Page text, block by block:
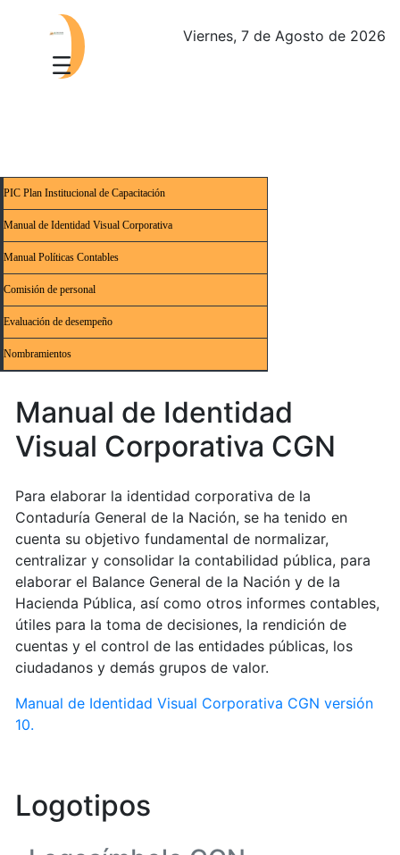
Viernes, 7 de Agosto de 2026
PIC Plan Institucional de Capacitación
Manual de Identidad Visual Corporativa
Manual Políticas Contables
Comisión de personal
Evaluación de desempeño
Nombramientos
Manual de Identidad
Visual Corporativa CGN
Para elaborar la identidad corporativa de la
Contaduría General de la Nación, se ha tenido en
cuenta su objetivo fundamental de normalizar,
centralizar y consolidar la contabilidad pública, para
elaborar el Balance General de la Nación y de la
Hacienda Pública, así como otros informes contables,
útiles para la toma de decisiones, la rendición de
cuentas y el control de las entidades públicas, los
ciudadanos y demás grupos de valor.
Manual de Identidad Visual Corporativa CGN versión
10.
Logotipos